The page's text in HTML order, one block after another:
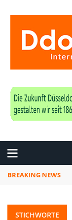
BREAKING NEWS
STICHWORTE